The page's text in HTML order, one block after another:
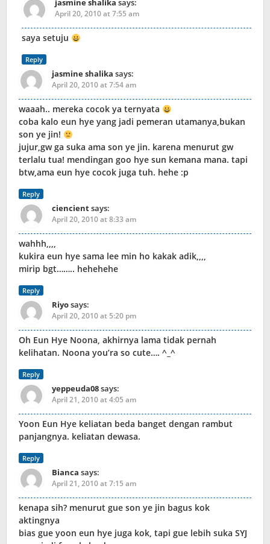
jasmine shalika says:
April 20, 2010 at 7:55 am
saya setuju
Reply
jasmine shalika says:
April 20, 2010 at 7:54 am
waaah.. mereka cocok ya ternyata
coba kalo eun hye yang jadi pemeran utamanya,bukan
son ye jin!
jujur,gw ga suka ama son ye jin. karena menurut gw
terlalu tua! mendingan goo hye sun kemana mana. tapi
btw,ama eun hye cocok juga tuh. hehe :p
Reply
ciencientsays:
April 20, 2010 at 8:33 am
wahhh,,,,
kukira eun hye sama lee min ho kakak adik,,,,
mirip bgt…….. hehehehe
Reply
Riyosays:
April 20, 2010 at 5:20 pm
Oh Eun Hye Noona, akhirnya lama tidak pernah
kelihatan. Noona you’ra so cute…. ^_^
Reply
yeppeuda08says:
April 21, 2010 at 4:05 am
Yoon Eun Hye keliatan beda banget dengan rambut
panjangnya. keliatan dewasa.
Reply
Bianca says:
April 21, 2010 at 7:15 am
kenapa sih? menurut gue son ye jin bagus kok
aktingnya
bias gue yoon eun hye juga kok, tapi gue lebih suka SYJ